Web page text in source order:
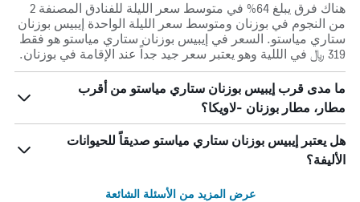
هناك فرق يبلغ 64% في متوسط ​​سعر الليلة للفنادق المصنفة 2
من النجوم في بوزنان ومتوسط ​​سعر الليلة الواحدة إيبيس بوزنان
ستاري مياستو. السعر في إيبيس بوزنان ستاري مياستو هو فقط
319 ﷼ في الللية وهو يعتبر سعر جيد جداً عند الإقامة في بوزنان.
ما مدى قرب إيبيس بوزنان ستاري مياستو من أقرب
مطار، مطار بوزنان -لاويكا؟
هل يعتبر إيبيس بوزنان ستاري مياستو صديقاً للحيوانات
الأليفة؟
عرض المزيد من الأسئلة الشائعة